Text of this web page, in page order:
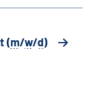
(m/w/d)